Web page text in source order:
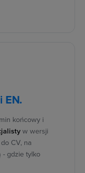
EN.
końcowy i
w wersji
CV, na
- gdzie tylko